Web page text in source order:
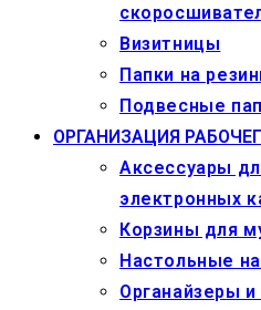
Визитницы
Папки на
Подвесные
ОРГАНИЗАЦИЯ
Аксессуары
электронных
Корзины для
Настольные
Органайзеры и